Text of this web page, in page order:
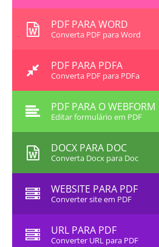
PDF PARA WORD
Converta PDF para Word
PDF PARA PDFA
Converta PDF para PDFa
PDF PARA O WEBFORM
Editar formulário em PDF
DOCX PARA DOC
Converta Docx para Doc
WEBSITE PARA PDF
Converter site em PDF
URL PARA PDF
Converter URL para PDF